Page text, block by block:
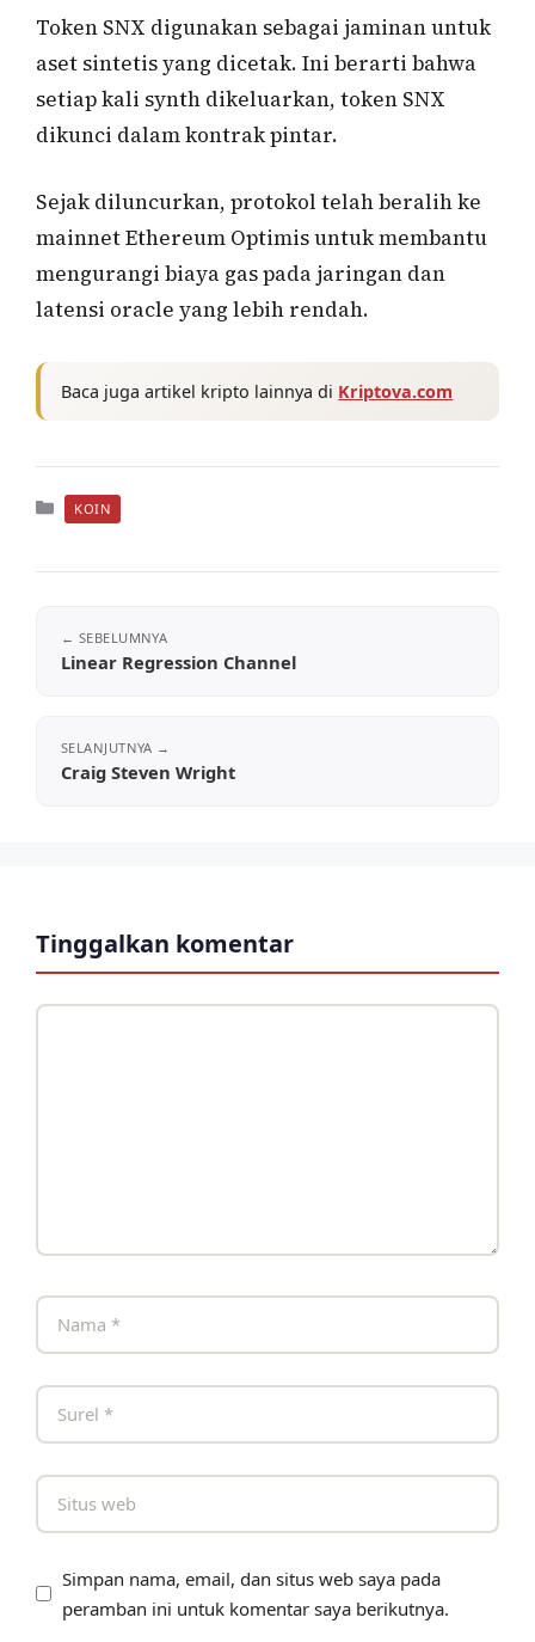
Token SNX digunakan sebagai jaminan untuk
aset sintetis yang dicetak. Ini berarti bahwa
setiap kali synth dikeluarkan, token SNX
dikunci dalam kontrak pintar.
Sejak diluncurkan, protokol telah beralih ke
mainnet Ethereum Optimis untuk membantu
mengurangi biaya gas pada jaringan dan
latensi oracle yang lebih rendah.
Baca juga artikel kripto lainnya di Kriptova.com
Kategori
KOIN
Linear Regression Channel
Craig Steven Wright
Tinggalkan komentar
Komentar
Nama
Surel
Situs
Simpan nama, email, dan situs web saya pada
peramban ini untuk komentar saya berikutnya.